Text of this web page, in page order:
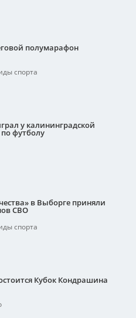
полумарафон
спорта
у калининградской
футболу
в Выборге приняли
СВО
спорта
Кубок Кондрашина